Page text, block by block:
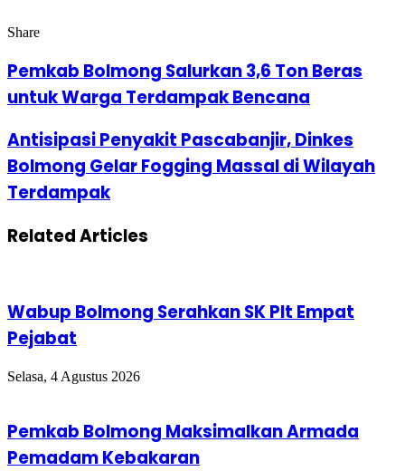
Share
via
Email
Pemkab Bolmong Salurkan 3,6 Ton Beras
untuk Warga Terdampak Bencana
Antisipasi Penyakit Pascabanjir, Dinkes
Bolmong Gelar Fogging Massal di Wilayah
Terdampak
Related Articles
Wabup Bolmong Serahkan SK Plt Empat
Pejabat
Selasa, 4 Agustus 2026
Pemkab Bolmong Maksimalkan Armada
Pemadam Kebakaran